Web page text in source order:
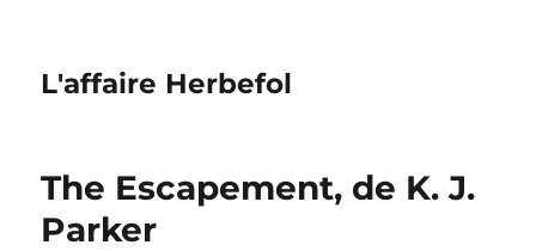
L'affaire Herbefol
The Escapement, de K. J.
Parker